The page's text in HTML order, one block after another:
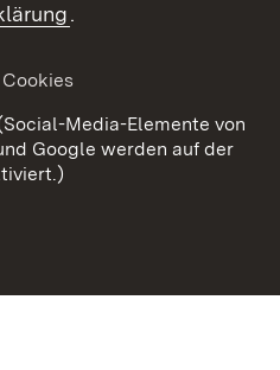
Kontakt
.
Media-Elemente von
Google werden auf der